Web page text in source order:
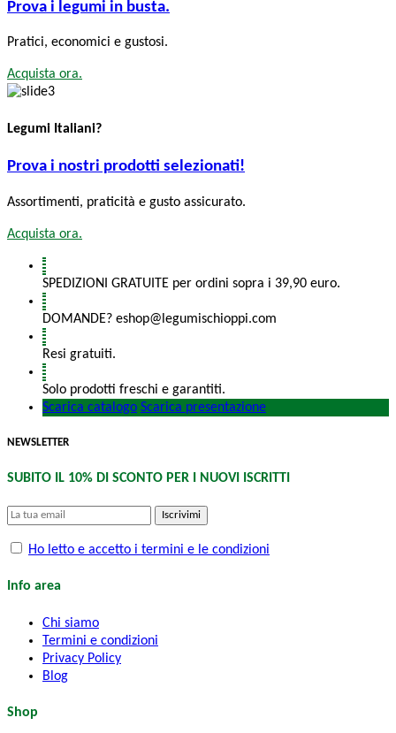
Prova i legumi in busta.
Pratici, economici e gustosi.
Acquista ora.
Legumi Italiani?
Prova i nostri prodotti selezionati!
Assortimenti, praticità e gusto assicurato.
Acquista ora.
SPEDIZIONI GRATUITE per ordini sopra i 39,90 euro.
DOMANDE? eshop@legumischioppi.com
Resi gratuiti.
Solo prodotti freschi e garantiti.
Scarica catalogo Scarica presentazione
NEWSLETTER
SUBITO IL 10% DI SCONTO PER I NUOVI ISCRITTI
Iscrivimi
Ho letto e accetto i termini e le condizioni
Info area
Chi siamo
Termini e condizioni
Privacy Policy
Blog
Shop